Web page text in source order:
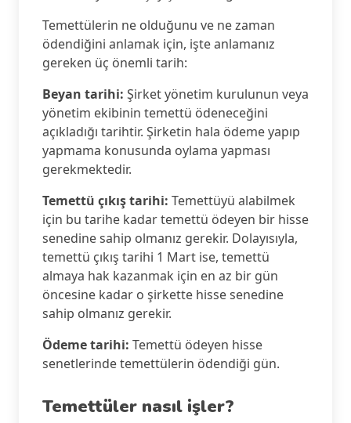
Temettülerin ne olduğunu ve ne zaman
ödendiğini anlamak için, işte anlamanız
gereken üç önemli tarih:
Beyan tarihi: Şirket yönetim kurulunun veya
yönetim ekibinin temettü ödeneceğini
açıkladığı tarihtir. Şirketin hala ödeme yapıp
yapmama konusunda oylama yapması
gerekmektedir.
Temettü çıkış tarihi: Temettüyü alabilmek
için bu tarihe kadar temettü ödeyen bir hisse
senedine sahip olmanız gerekir. Dolayısıyla,
temettü çıkış tarihi 1 Mart ise, temettü
almaya hak kazanmak için en az bir gün
öncesine kadar o şirkette hisse senedine
sahip olmanız gerekir.
Ödeme tarihi: Temettü ödeyen hisse
senetlerinde temettülerin ödendiği gün.
Temettüler nasıl işler?